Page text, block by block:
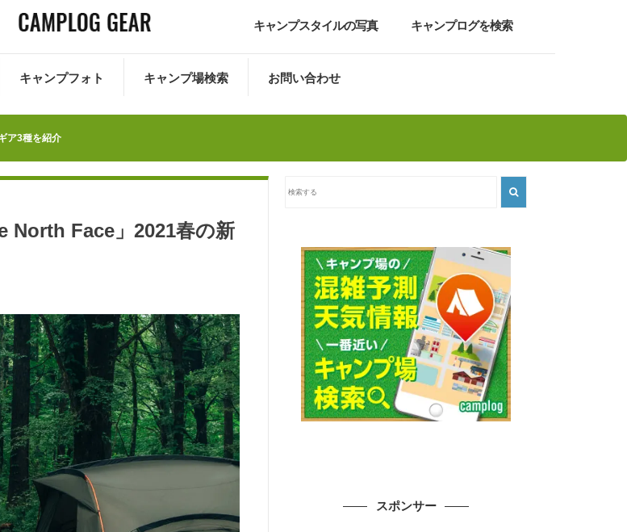
キャンプスタイルの写真 キャンプログを検索
キャンプフォト キャンプ場検索 お問い合わせ
ア3種を紹介
North Face」2021春の新
スポンサー